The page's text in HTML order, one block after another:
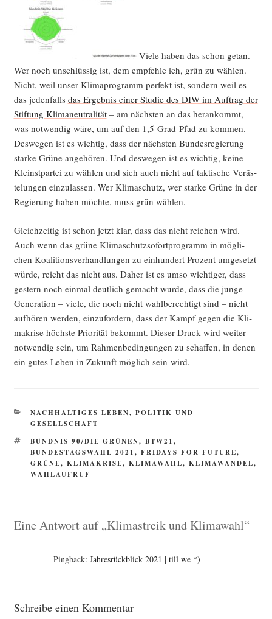
Vie­le haben das schon getan.
Wer noch unschlüs­sig ist, dem emp­feh­le ich, grün zu wäh­len.
Nicht, weil unser Kli­ma­pro­gramm per­fekt ist, son­dern weil es –
das jeden­falls das Ergeb­nis einer Stu­die des DIW im Auf­trag der
Stif­tung Kli­ma­neu­tra­li­tät– am nächs­ten an das her­an­kommt,
was not­wen­dig wäre, um auf den 1,5‑Grad-Pfad zu kom­men.
Des­we­gen ist es wich­tig, dass der nächs­ten Bun­des­re­gie­rung
star­ke Grü­ne ange­hö­ren. Und des­we­gen ist es wich­tig, kei­ne
Kleinst­par­tei zu wäh­len und sich auch nicht auf tak­ti­sche Ver­äs­
te­lun­gen ein­zu­las­sen. Wer Kli­ma­schutz, wer star­ke Grü­ne in der
Regie­rung haben möch­te, muss grün wählen.
Gleich­zei­tig ist schon jetzt klar, dass das nicht rei­chen wird.
Auch wenn das grü­ne Kli­ma­schutz­so­fort­pro­gramm in mög­li­
chen Koali­ti­ons­ver­hand­lun­gen zu ein­hun­dert Pro­zent umge­setzt
wür­de, reicht das nicht aus. Daher ist es umso wich­ti­ger, dass
ges­tern noch ein­mal deut­lich gemacht wur­de, dass die jun­ge
Gene­ra­ti­on – vie­le, die noch nicht wahl­be­rech­tigt sind – nicht
auf­hö­ren wer­den, ein­zu­for­dern, dass der Kampf gegen die Kli­
ma­kri­se höchs­te Prio­ri­tät bekommt. Die­ser Druck wird wei­ter
not­wen­dig sein, um Rah­men­be­din­gun­gen zu schaf­fen, in denen
ein gutes Leben in Zukunft mög­lich sein wird.
KATEGORIEN
NACHHALTIGES LEBEN, POLITIK UND
GESELLSCHAFT
SCHLAGWÖRTER
BÜNDNIS 90/DIE GRÜNEN, BTW21,
BUNDESTAGSWAHL 2021, FRIDAYS FOR FUTURE,
GRÜNE, KLIMAKRISE, KLIMAWAHL, KLIMAWANDEL,
WAHLAUFRUF
Eine Antwort auf „Klimastreik und Klimawahl“
Pingback: Jahresrückblick 2021 | till we *)
Schreibe einen Kommentar